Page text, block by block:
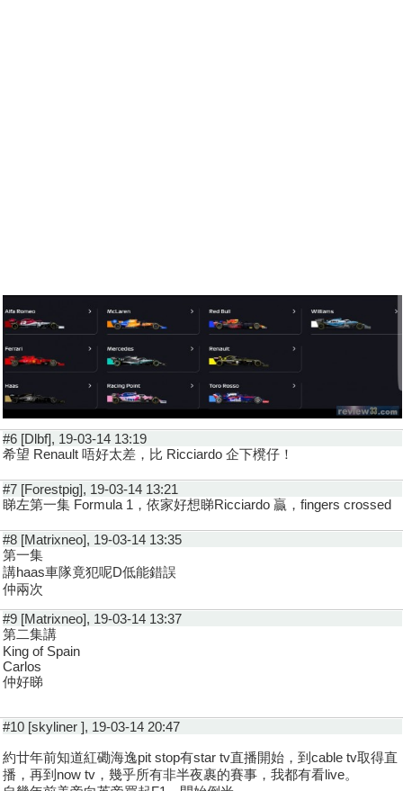
#6 [Dlbf], 19-03-14 13:19
希望 Renault 唔好太差，比 Ricciardo 企下櫈仔！
#7 [Forestpig], 19-03-14 13:21
睇左第一集 Formula 1，依家好想睇Ricciardo 贏，fingers crossed
#8 [Matrixneo], 19-03-14 13:35
第一集
講haas車隊竟犯呢D低能錯誤
仲兩次
#9 [Matrixneo], 19-03-14 13:37
第二集講
King of Spain
Carlos
仲好睇
#10 [skyliner ], 19-03-14 20:47
約廿年前知道紅磡海逸pit stop有star tv直播開始，到cable tv取得直
播，再到now tv，幾乎所有非半夜裹的賽事，我都有看live。